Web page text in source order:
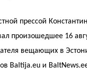
прессой
произошедшее 16
вещающих в
Baltija.eu и